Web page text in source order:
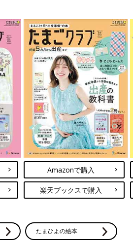
Amazonで購入
楽天ブックスで購入
たまひよの絵本